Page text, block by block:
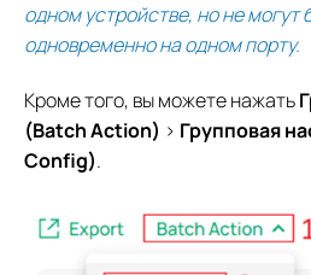
одном устройстве, но не могут
одновременно на одном порту.
Кроме того, вы можете нажать
(Batch Action) > Групповая
Config).